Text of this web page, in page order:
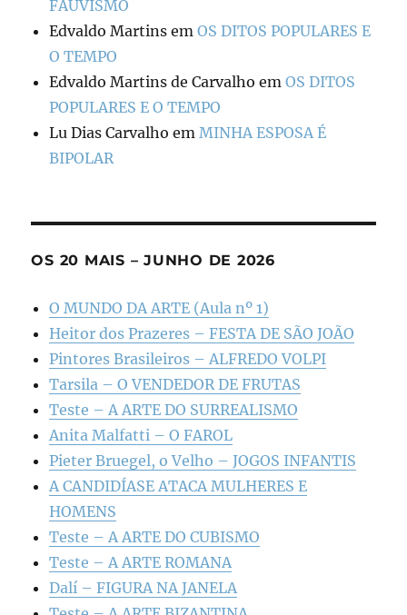
FAUVISMO
Edvaldo Martins emOS DITOS POPULARES E
O TEMPO
Edvaldo Martins de Carvalho emOS DITOS
POPULARES E O TEMPO
Lu Dias Carvalho em MINHA ESPOSA É
BIPOLAR
OS 20 MAIS – JUNHO DE 2026
O MUNDO DA ARTE (Aula nº 1)
Heitor dos Prazeres – FESTA DE SÃO JOÃO
Pintores Brasileiros – ALFREDO VOLPI
Tarsila – O VENDEDOR DE FRUTAS
Teste – A ARTE DO SURREALISMO
Anita Malfatti – O FAROL
Pieter Bruegel, o Velho – JOGOS INFANTIS
A CANDIDÍASE ATACA MULHERES E
HOMENS
Teste – A ARTE DO CUBISMO
Teste – A ARTE ROMANA
Dalí – FIGURA NA JANELA